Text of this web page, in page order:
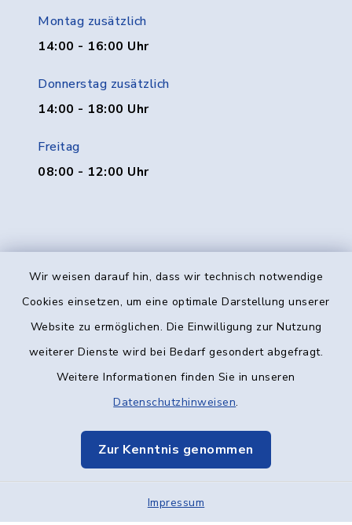
Wir weisen darauf hin, dass wir technisch notwendige
Cookies einsetzen, um eine optimale Darstellung unserer
Website zu ermöglichen. Die Einwilligung zur Nutzung
weiterer Dienste wird bei Bedarf gesondert abgefragt.
Weitere Informationen finden Sie in unseren
Datenschutzhinweisen.
Zur Kenntnis genommen
Impressum
Montag zusätzlich
14:00 - 16:00 Uhr
Donnerstag zusätzlich
14:00 - 18:00 Uhr
Freitag
08:00 - 12:00 Uhr
Kontakt
Datenschutz
Elektronische Kommunikation
Sitemap